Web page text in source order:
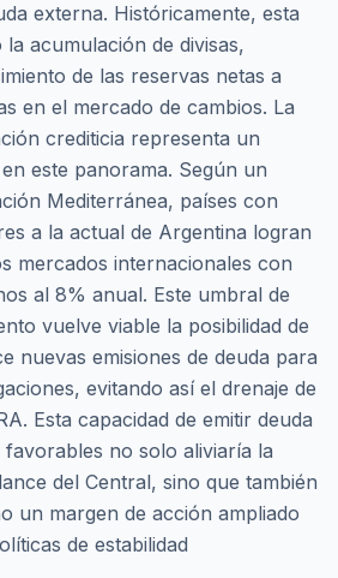
externa. Históricamente, esta
la acumulación de divisas,
de las reservas netas a
en el mercado de cambios. La
crediticia representa un
este panorama. Según un
Mediterránea, países con
a la actual de Argentina logran
mercados internacionales con
al 8% anual. Este umbral de
vuelve viable la posibilidad de
nuevas emisiones de deuda para
evitando así el drenaje de
Esta capacidad de emitir deuda
no solo aliviaría la
del Central, sino que también
un margen de acción ampliado
de estabilidad